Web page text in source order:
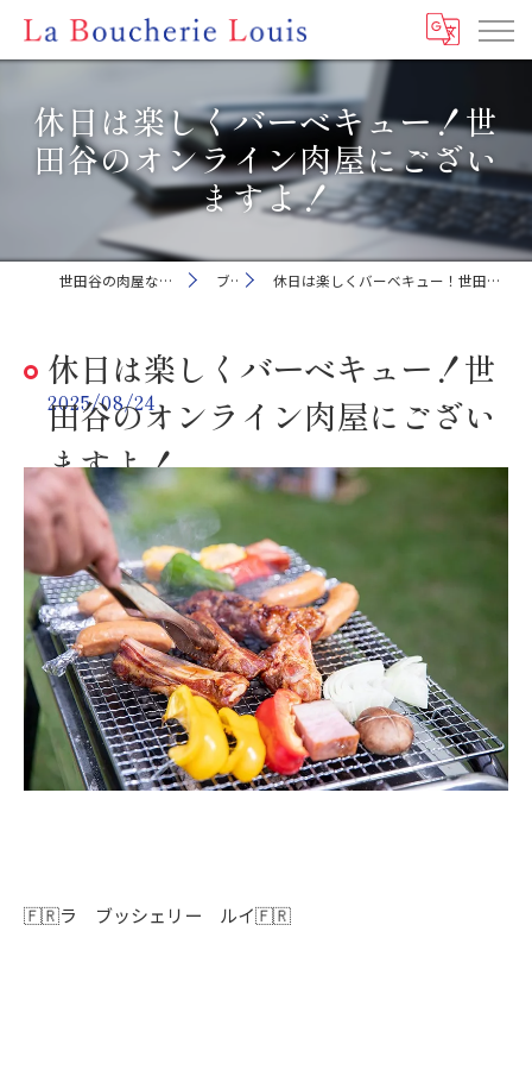
休日は楽しくバーベキュー！世
田谷のオンライン肉屋にござい
ますよ！
世田谷の肉屋ならLa Boucherie Louis ブログ 休日は楽しくバーベキュー！世田谷のオンライン肉屋にございますよ！
休日は楽しくバーベキュー！世
田谷のオンライン肉屋にござい
ますよ！
2025/08/24
🇫🇷ラ ブッシェリー ルイ🇫🇷